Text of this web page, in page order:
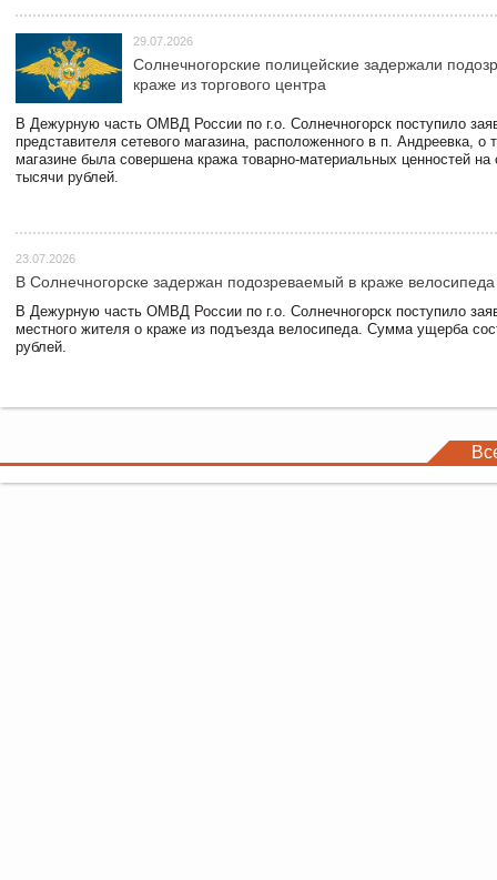
29.07.2026
Солнечногорские полицейские задержали
краже из торгового центра
В Дежурную часть ОМВД России по г.о. Солнечногорск поступило
представителя сетевого магазина, расположенного в п. Андреевка, о
магазине была совершена кража товарно-материальных ценностей
тысячи рублей.
23.07.2026
В Солнечногорске задержан подозреваемый в краже велосипеда
В Дежурную часть ОМВД России по г.о. Солнечногорск поступило
местного жителя о краже из подъезда велосипеда. Сумма ущерба
рублей.